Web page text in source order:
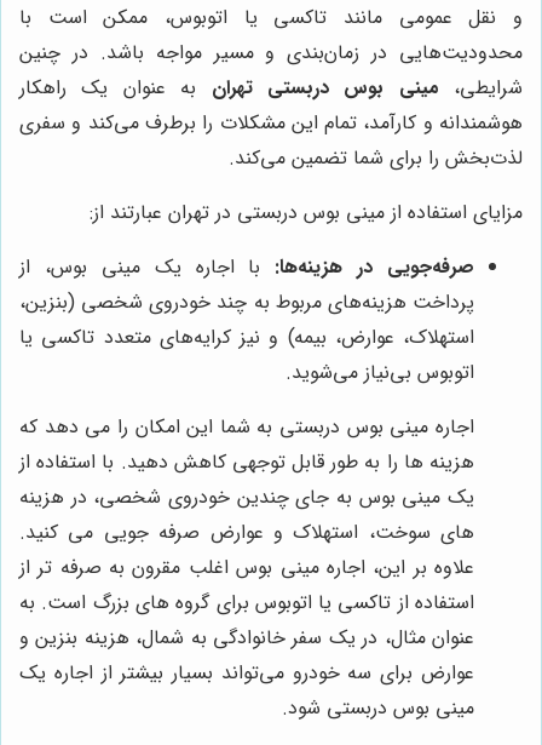
و نقل عمومی مانند تاکسی یا اتوبوس، ممکن است با
محدودیت‌هایی در زمان‌بندی و مسیر مواجه باشد. در چنین
شرایطی، مینی بوس دربستی تهران به عنوان یک راهکار
هوشمندانه و کارآمد، تمام این مشکلات را برطرف می‌کند و سفری
لذت‌بخش را برای شما تضمین می‌کند.
مزایای استفاده از مینی بوس دربستی در تهران عبارتند از:
صرفه‌جویی در هزینه‌ها: با اجاره یک مینی بوس، از
پرداخت هزینه‌های مربوط به چند خودروی شخصی (بنزین،
استهلاک، عوارض، بیمه) و نیز کرایه‌های متعدد تاکسی یا
اتوبوس بی‌نیاز می‌شوید.
اجاره مینی بوس دربستی به شما این امکان را می دهد که
هزینه ها را به طور قابل توجهی کاهش دهید. با استفاده از
یک مینی بوس به جای چندین خودروی شخصی، در هزینه
های سوخت، استهلاک و عوارض صرفه جویی می کنید.
علاوه بر این، اجاره مینی بوس اغلب مقرون به صرفه تر از
استفاده از تاکسی یا اتوبوس برای گروه های بزرگ است. به
عنوان مثال، در یک سفر خانوادگی به شمال، هزینه بنزین و
عوارض برای سه خودرو می‌تواند بسیار بیشتر از اجاره یک
مینی بوس دربستی شود.